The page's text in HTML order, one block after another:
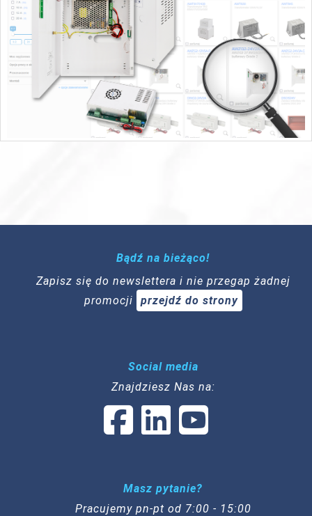
Bądź na bieżąco!
Zapisz się do newslettera i nie przegap żadnej
promocji
przejdź do strony
Social media
Znajdziesz Nas na:
Masz pytanie?
Pracujemy pn-pt od 7:00 - 15:00